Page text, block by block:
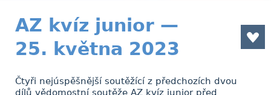
AZ kvíz junior —
25. května 2023
Čtyři nejúspěšnější soutěžící z předchozích dvou
dílů vědomostní soutěže AZ kvíz junior před